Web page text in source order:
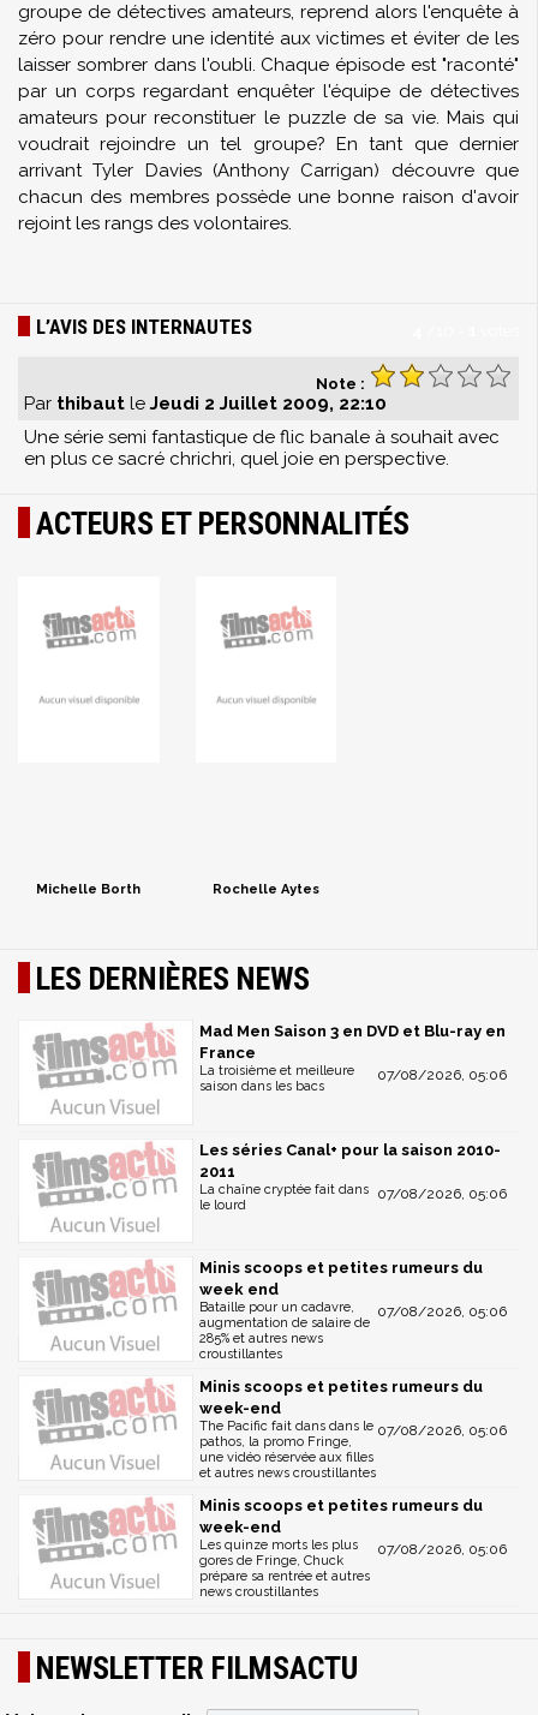
groupe de détectives amateurs, reprend alors l'enquête à
zéro pour rendre une identité aux victimes et éviter de les
laisser sombrer dans l'oubli. Chaque épisode est "raconté"
par un corps regardant enquêter l'équipe de détectives
amateurs pour reconstituer le puzzle de sa vie. Mais qui
voudrait rejoindre un tel groupe? En tant que dernier
arrivant Tyler Davies (Anthony Carrigan) découvre que
chacun des membres possède une bonne raison d'avoir
rejoint les rangs des volontaires.
L’AVIS DES INTERNAUTES
Note :
Par thibaut le Jeudi 2 Juillet 2009, 22:10
Une série semi fantastique de flic banale à souhait avec
en plus ce sacré chrichri, quel joie en perspective.
ACTEURS ET PERSONNALITÉS
Michelle Borth Rochelle Aytes
LES DERNIÈRES NEWS
Mad Men Saison 3 en DVD et Blu-ray en
France
07/08/2026, 05:06
La troisième et meilleure
saison dans les bacs
Les séries Canal+ pour la saison 2010-
2011
07/08/2026, 05:06
La chaîne cryptée fait dans
le lourd
Minis scoops et petites rumeurs du
week end
07/08/2026, 05:06
Bataille pour un cadavre,
augmentation de salaire de
285% et autres news
croustillantes
Minis scoops et petites rumeurs du
week-end
07/08/2026, 05:06
The Pacific fait dans dans le
pathos, la promo Fringe,
une vidéo réservée aux filles
et autres news croustillantes
Minis scoops et petites rumeurs du
week-end
07/08/2026, 05:06
Les quinze morts les plus
gores de Fringe, Chuck
prépare sa rentrée et autres
news croustillantes
NEWSLETTER FILMSACTU